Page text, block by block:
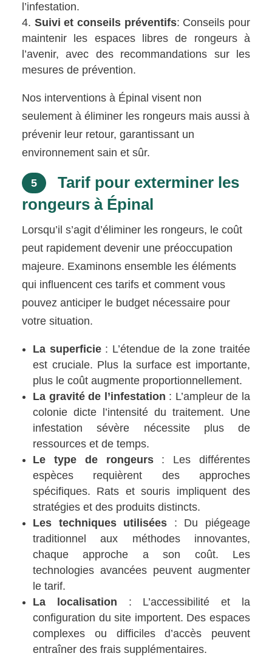
l’infestation.
Suivi et conseils préventifs: Conseils pour
maintenir les espaces libres de rongeurs à
l’avenir, avec des recommandations sur les
mesures de prévention.
Nos interventions à Épinal visent non
seulement à éliminer les rongeurs mais aussi à
prévenir leur retour, garantissant un
environnement sain et sûr.
5
Tarif pour exterminer les
rongeurs à Épinal
Lorsqu’il s’agit d’éliminer les rongeurs, le coût
peut rapidement devenir une préoccupation
majeure. Examinons ensemble les éléments
qui influencent ces tarifs et comment vous
pouvez anticiper le budget nécessaire pour
votre situation.
La superficie: L’étendue de la zone traitée
est cruciale. Plus la surface est importante,
plus le coût augmente proportionnellement.
La gravité de l’infestation : L’ampleur de la
colonie dicte l’intensité du traitement. Une
infestation sévère nécessite plus de
ressources et de temps.
Le type de rongeurs: Les différentes
espèces requièrent des approches
spécifiques. Rats et souris impliquent des
stratégies et des produits distincts.
Les techniques utilisées : Du piégeage
traditionnel aux méthodes innovantes,
chaque approche a son coût. Les
technologies avancées peuvent augmenter
le tarif.
La localisation : L’accessibilité et la
configuration du site importent. Des espaces
complexes ou difficiles d’accès peuvent
entraîner des frais supplémentaires.